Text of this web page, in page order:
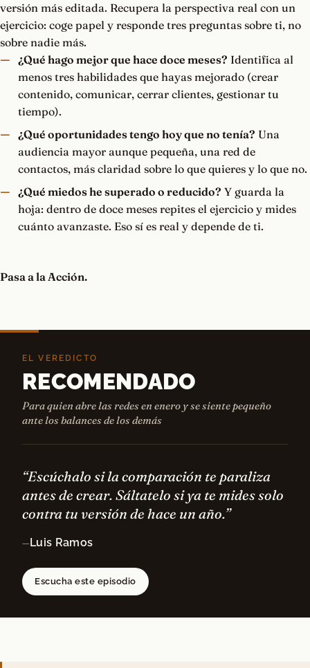
versión más editada. Recupera la perspectiva real con un
ejercicio: coge papel y responde tres preguntas sobre ti, no
sobre nadie más.
¿Qué hago mejor que hace doce meses? Identifica al
menos tres habilidades que hayas mejorado (crear
contenido, comunicar, cerrar clientes, gestionar tu
tiempo).
¿Qué oportunidades tengo hoy que no tenía? Una
audiencia mayor aunque pequeña, una red de
contactos, más claridad sobre lo que quieres y lo que no.
¿Qué miedos he superado o reducido? Y guarda la
hoja: dentro de doce meses repites el ejercicio y mides
cuánto avanzaste. Eso sí es real y depende de ti.
Pasa a la Acción.
EL VEREDICTO
RECOMENDADO
Para quien abre las redes en enero y se siente pequeño
ante los balances de los demás
“Escúchalo si la comparación te paraliza
antes de crear. Sáltatelo si ya te mides solo
contra tu versión de hace un año.”
— Luis Ramos
Escucha este episodio